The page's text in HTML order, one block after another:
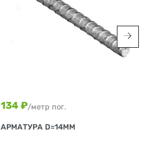
134 ₽/метр пог.
АРМАТУРА D=14ММ